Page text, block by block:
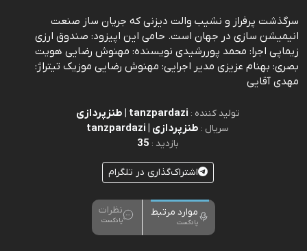
سرگذشت پر‌فراز و نشیب والت دیزنی که جریان ساز صنعت
انیمیشن سازی در جهان است. حامی این اپیزود: صندوق ارزی
زیماپی اجرا: محمد پوررشیدی نویسنده: مهنوش رضایی هویت
بصری: بهنام عزیزی مدیر اجرایی: مهنوش رضایی موزیک تیتراژ:
مهدی آقایی
تولید کننده : tanzpardazi | طنزپردازی
سریال : طنزپردازی | tanzpardazi
بازدید : 35
اشتراک‌گذاری در تلگرام
موارد مرتبط
پادکست
نظرات
پادکست